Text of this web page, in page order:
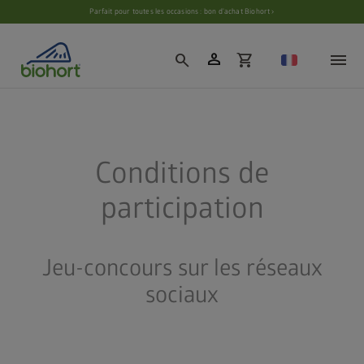
Paramètres des cookiesParfait pour toutes les occasions : bon d’achat Biohort ›
search person shopping_cart
Conditions de
participation
Jeu-concours sur les réseaux
sociaux